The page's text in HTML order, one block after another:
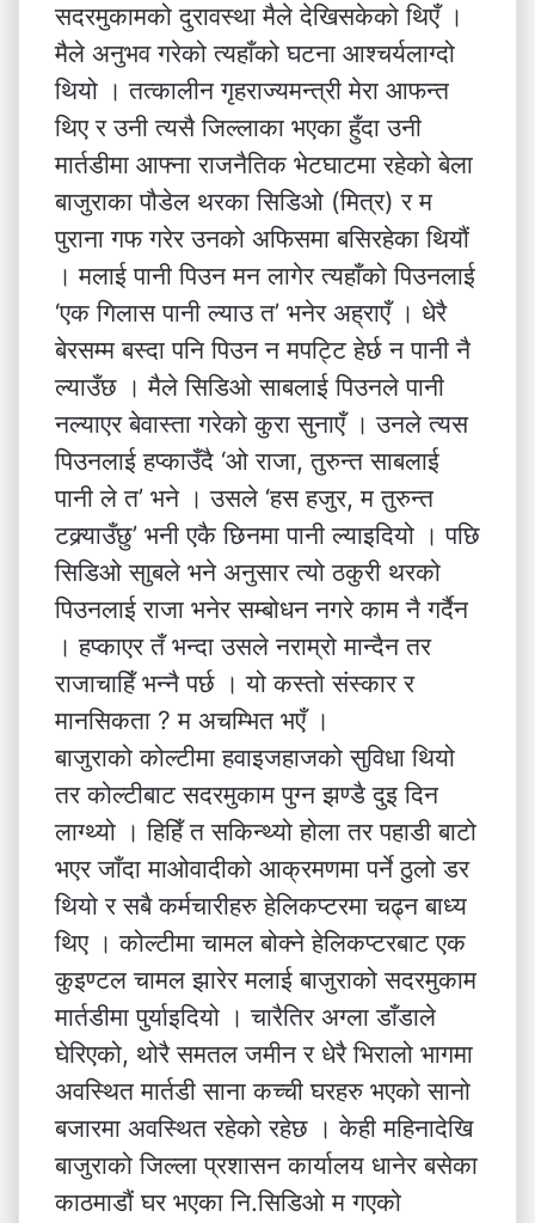
सदरमुकामको दुरावस्था मैले देखिसकेको थिएँ ।
मैले अनुभव गरेको त्यहाँको घटना आश्चर्यलाग्दो
थियो । तत्कालीन गृहराज्यमन्त्री मेरा आफन्त
थिए र उनी त्यसै जिल्लाका भएका हुँदा उनी
मार्तडीमा आफ्ना राजनैतिक भेटघाटमा रहेको बेला
बाजुराका पौडेल थरका सिडिओ (मित्र) र म
पुराना गफ गरेर उनको अफिसमा बसिरहेका थियौं
। मलाई पानी पिउन मन लागेर त्यहाँको पिउनलाई
‘एक गिलास पानी ल्याउ त’ भनेर अह्राएँ । धेरै
बेरसम्म बस्दा पनि पिउन न मपट्टि हेर्छ न पानी नै
ल्याउँछ । मैले सिडिओ साबलाई पिउनले पानी
नल्याएर बेवास्ता गरेको कुरा सुनाएँ । उनले त्यस
पिउनलाई हप्काउँदै ‘ओ राजा, तुरुन्त साबलाई
पानी ले त’ भने । उसले ‘हस हजुर, म तुरुन्त
टक्र्याउँछु’ भनी एकै छिनमा पानी ल्याइदियो । पछि
सिडिओ साुबले भने अनुसार त्यो ठकुरी थरको
पिउनलाई राजा भनेर सम्बोधन नगरे काम नै गर्दैन
। हप्काएर तँ भन्दा उसले नराम्रो मान्दैन तर
राजाचाहिँ भन्नै पर्छ । यो कस्तो संस्कार र
मानसिकता ? म अचम्भित भएँ ।
बाजुराको कोल्टीमा हवाइजहाजको सुविधा थियो
तर कोल्टीबाट सदरमुकाम पुग्न झण्डै दुइ दिन
लाग्थ्यो । हिहिँ त सकिन्थ्यो होला तर पहाडी बाटो
भएर जाँदा माओवादीको आक्रमणमा पर्ने ठुलो डर
थियो र सबै कर्मचारीहरु हेलिकप्टरमा चढ्न बाध्य
थिए । कोल्टीमा चामल बोक्ने हेलिकप्टरबाट एक
कुइण्टल चामल झारेर मलाई बाजुराको सदरमुकाम
मार्तडीमा पुर्याइदियो । चारैतिर अग्ला डाँडाले
घेरिएको, थोरै समतल जमीन र धेरै भिरालो भागमा
अवस्थित मार्तडी साना कच्ची घरहरु भएको सानो
बजारमा अवस्थित रहेको रहेछ । केही महिनादेखि
बाजुराको जिल्ला प्रशासन कार्यालय धानेर बसेका
काठमाडौं घर भएका नि.सिडिओ म गएको